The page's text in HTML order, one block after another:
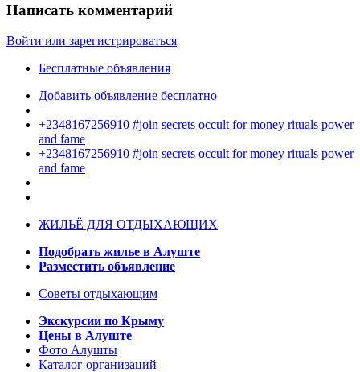
Написать комментарий
Войти или зарегистрироваться
Бесплатные объявления
Добавить объявление бесплатно
+2348167256910 #join secrets occult for money rituals power
and fame
+2348167256910 #join secrets occult for money rituals power
and fame
ЖИЛЬЁ ДЛЯ ОТДЫХАЮЩИХ
Подобрать жилье в Алуште
Разместить объявление
Советы отдыхающим
Экскурсии по Крыму
Цены в Алуште
Фото Алушты
Каталог организаций